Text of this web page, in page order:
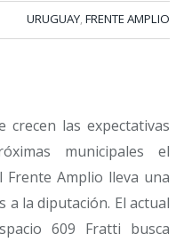
URUGUAY, FRENTE AMPLIO
crecen las expectativas
municipales el
Amplio lleva una
a la diputación. El actual
609 Fratti busca